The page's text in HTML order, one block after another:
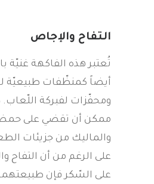
التفاح والإجاص
تُعتبر هذه الفاكهة غنيّة
أيضاً كمنظّفات طبيعيّة
ومحفّزات لفبركة
ممكن أن تقضي على
والماليك من جزيئات
على الرغم من أن التفاح
على السّكر فإن طبيعتهما